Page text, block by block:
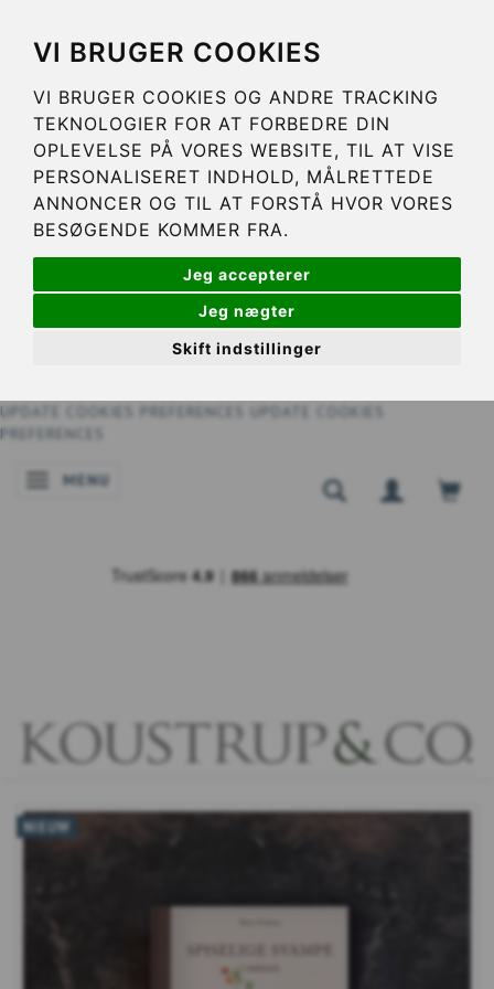
VI BRUGER COOKIES
VI BRUGER COOKIES OG ANDRE TRACKING
TEKNOLOGIER FOR AT FORBEDRE DIN
OPLEVELSE PÅ VORES WEBSITE, TIL AT VISE
PERSONALISERET INDHOLD, MÅLRETTEDE
ANNONCER OG TIL AT FORSTÅ HVOR VORES
BESØGENDE KOMMER FRA.
Jeg accepterer
Jeg nægter
Skift indstillinger
UPDATE COOKIES PREFERENCES
UPDATE COOKIES
PREFERENCES
NAVIGATIE IN-/UITSCHAKELEN
MENU
NIEUW